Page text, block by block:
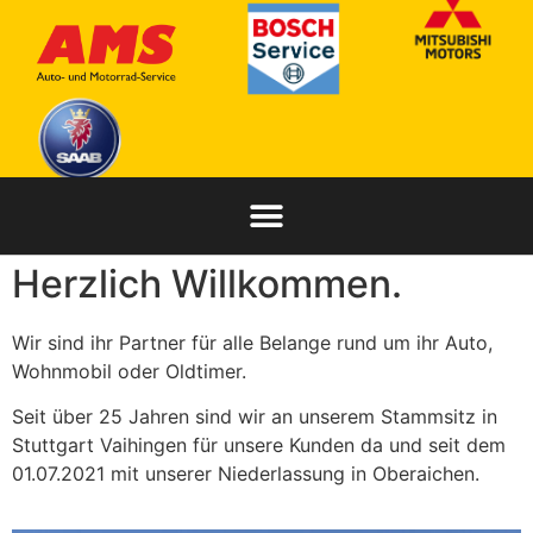
Herzlich Willkommen.
Wir sind ihr Partner für alle Belange rund um ihr Auto,
Wohnmobil oder Oldtimer.
Seit über 25 Jahren sind wir an unserem Stammsitz in
Stuttgart Vaihingen für unsere Kunden da und seit dem
01.07.2021 mit unserer Niederlassung in Oberaichen.